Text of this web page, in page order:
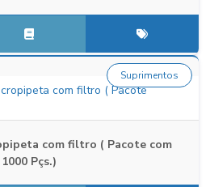
com filtro ( Pacote com
1000 Pçs.)
Suprimentos